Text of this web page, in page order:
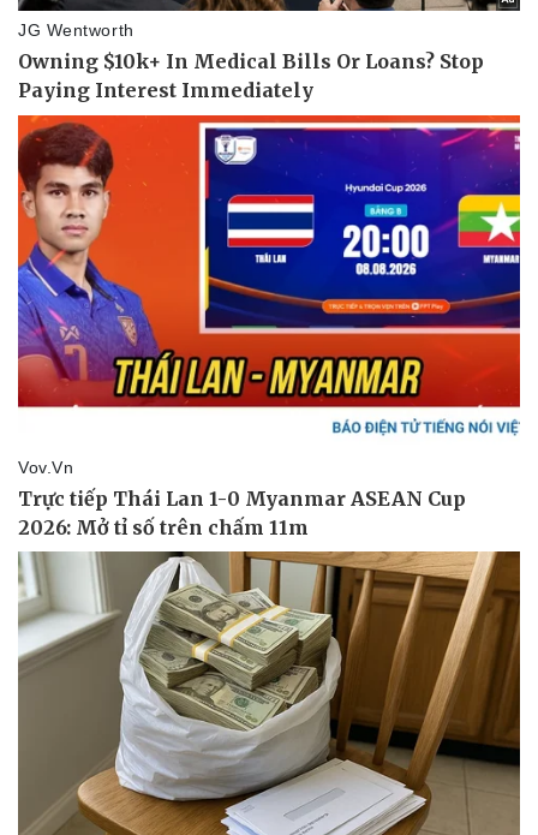
Vụ án
Tin nóng
Tư vấn luật
Vũ khí
Phân tích